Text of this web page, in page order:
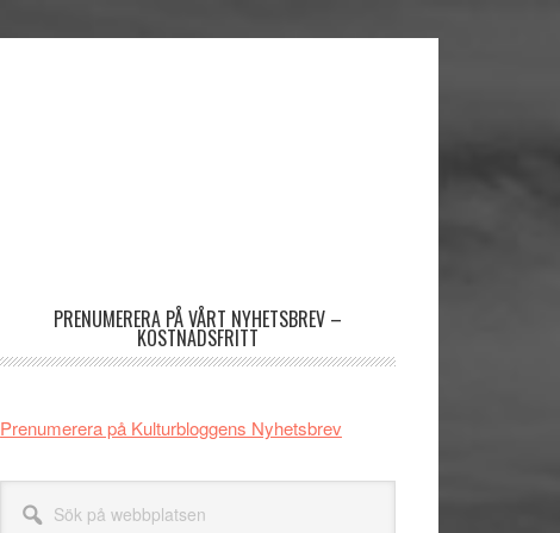
PRENUMERERA PÅ VÅRT NYHETSBREV –
KOSTNADSFRITT
Prenumerera på Kulturbloggens Nyhetsbrev